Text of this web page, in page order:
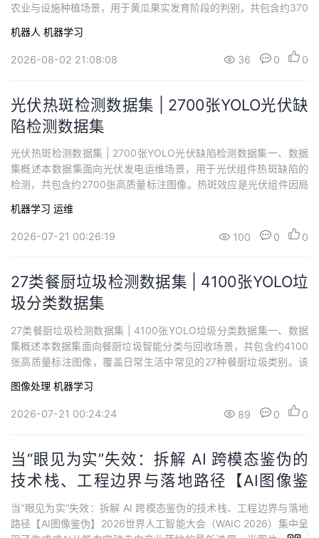
农业与设施种植场景，用于黄瓜果实发育阶段的判别，共包含约370
果实，可用于自动判断黄瓜的采摘时机，适用于YOLO系列等主流目
标检测 算法 的训练、验证与测试，可广泛应用于温室巡检机器人、
机器人 机器学习
2026-08-02 21:08:08 36 0 0
光伏热斑检测数据集 | 2700张YOLO光伏缺
陷检测数据集
光伏热斑检测数据集 | 2700张YOLO光伏缺陷检测数据集一、数据
集概述本数据集面向光伏发电运维场景，用于光伏组件热斑缺陷的
检测，共包含约2700张高质量标注图像。热斑效应是光伏组件因局
效率与安全的重要隐患。该数据集旨在支持 深度学习 目标检测模型
的训练、验证与测试，可广泛应用于无人机巡检、电站智能运维等
机器学习 运维
2026-07-21 00:26:19 100 0 0
27类餐厨垃圾检测数据集 | 4100张YOLO垃
圾分类数据集
27类餐厨垃圾检测数据集 | 4100张YOLO垃圾分类数据集一、数据
集概述本数据集面向餐厨垃圾智能分类与回收场景，共包含约4100
张高质量标注图像，覆盖日常生活中常见的27种餐厨垃圾类别。该
泛应用于智慧环卫、厨余垃圾处理、智能分类回收等实际落地场
景，为生活垃圾智能化分类与资源化处理提供数据支撑，适用于YO
图像处理 机器学习
2026-07-21 00:24:24 89 0 0
当“眼见为实”失效：拆解 AI 跨模态鉴伪的
技术栈、工程边界与落地路径【AI图像鉴
伪】
当“眼见为实”失效：拆解 AI 跨模态鉴伪的技术栈、工程边界与落地
路径【AI图像鉴伪】2026世界人工智能大会（WAIC 2026）集中呈